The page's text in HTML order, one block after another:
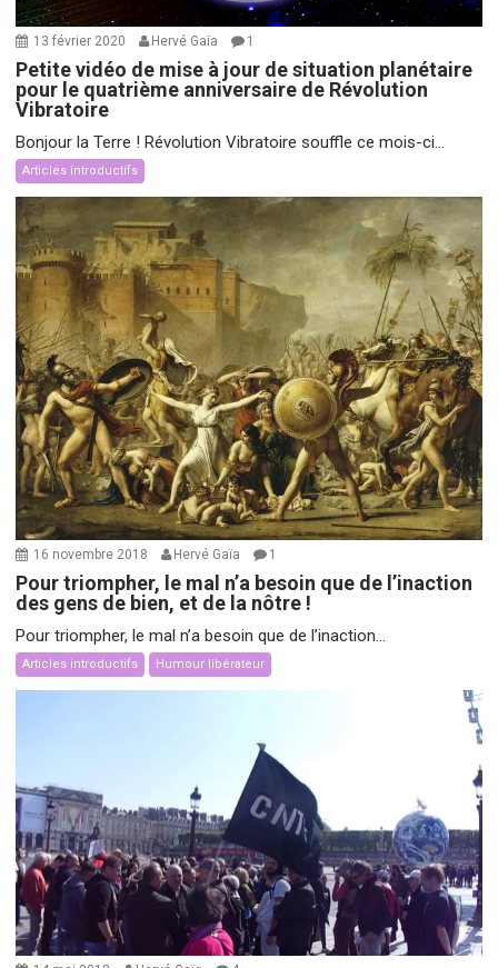
13 février 2020 Hervé Gaïa 1
Petite vidéo de mise à jour de situation planétaire
pour le quatrième anniversaire de Révolution
Vibratoire
Bonjour la Terre ! Révolution Vibratoire souffle ce mois-ci...
Articles introductifs
16 novembre 2018 Hervé Gaïa 1
Pour triompher, le mal n’a besoin que de l’inaction
des gens de bien, et de la nôtre !
Pour triompher, le mal n’a besoin que de l’inaction...
Articles introductifs Humour libérateur